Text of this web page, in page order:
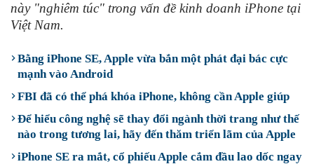
này "nghiêm túc" trong vấn đề kinh doanh iPhone tại
Việt Nam.
Bằng iPhone SE, Apple vừa bắn một phát đại bác cực
mạnh vào Android
FBI đã có thể phá khóa iPhone, không cần Apple giúp
Để hiểu công nghệ sẽ thay đổi ngành thời trang như thế
nào trong tương lai, hãy đến thăm triển lãm của Apple
iPhone SE ra mắt, cổ phiếu Apple cắm đầu lao dốc ngay